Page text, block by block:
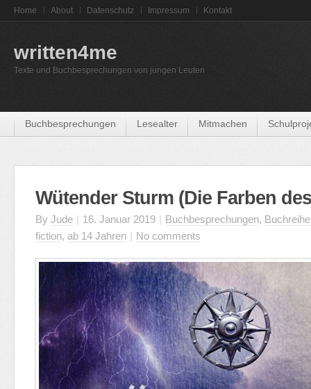
Home About Datenschutz Impressum Kontakt
written4me
Texte und Buchbesprechungen von jungen Leuten
Buchbesprechungen Lesealter Mitmachen
Wütender Sturm (Die Farben
By Jude | 16. Januar 2019 | Buchbesprechungen,
fiction, ab 14 Jahren | No comments